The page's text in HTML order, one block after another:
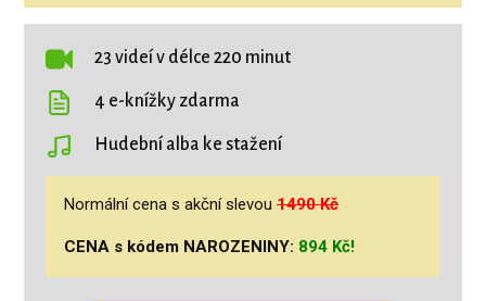
23 videí v délce 220 minut
4 e-knížky zdarma
Hudební alba ke stažení
Normální cena s akční slevou 1490 Kč
CENA s kódem NAROZENINY: 894 Kč!